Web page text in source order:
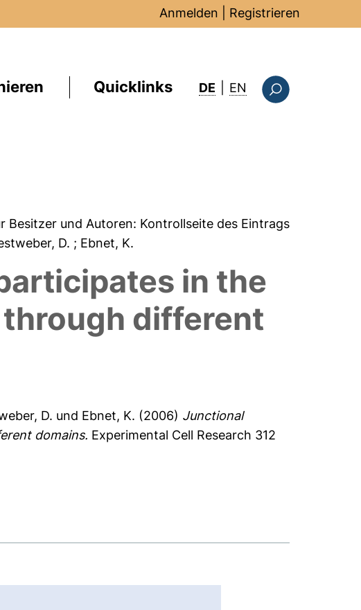
Anmelden Registrieren
Quicklinks DE EN : this page in
Besitzer und Autoren: Kontrollseite des Eintrags
D. ; Ebnet, K.
in the
different
D. und Ebnet, K. (2006) Junctional
domains. Experimental Cell Research 312